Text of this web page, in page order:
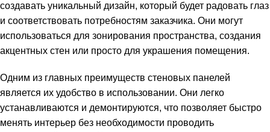
создавать уникальный дизайн, который будет радовать глаз
и соответствовать потребностям заказчика. Они могут
использоваться для зонирования пространства, создания
акцентных стен или просто для украшения помещения.
Одним из главных преимуществ стеновых панелей
является их удобство в использовании. Они легко
устанавливаются и демонтируются, что позволяет быстро
менять интерьер без необходимости проводить